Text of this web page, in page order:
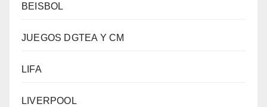
BEISBOL
JUEGOS DGTEA Y CM
LIFA
LIVERPOOL